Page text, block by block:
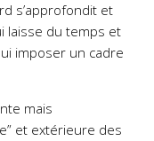
s’approfondit et
laisse du temps et
imposer un cadre
mais
et extérieure des